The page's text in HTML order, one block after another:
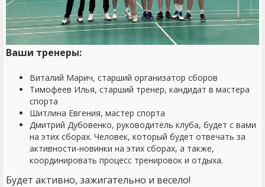
Ваши тренеры:
Виталий Марич, старший организатор сборов
Тимофеев Илья, старший тренер, кандидат в мастера
спорта
Шитлина Евгения, мастер спорта
Дмитрий Дубовенко, руководитель клуба, будет с вами
на этих сборах. Человек, который будет отвечать за
активности-новинки на этих сборах, а также,
координировать процесс тренировок и отдыха.
Будет активно, зажигательно и весело!